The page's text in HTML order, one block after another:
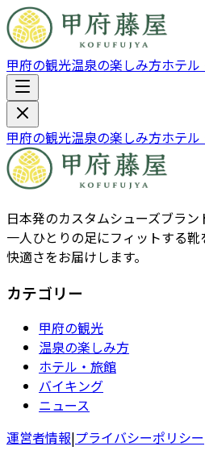
甲府の観光温泉の楽しみ方ホテル
甲府の観光温泉の楽しみ方ホテル
日本発のカスタムシューズブラ
一人ひとりの足にフィットする
快適さをお届けします。
カテゴリー
甲府の観光
温泉の楽しみ方
ホテル・旅館
バイキング
ニュース
運営者情報|プライバシーポリシー